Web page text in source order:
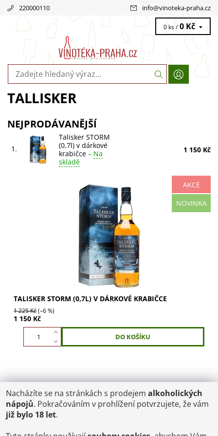
220000110 info@vinoteka-praha.cz
0 ks / 0 Kč
TALLISKER
NEJPRODÁVANĚJŠÍ
1.
Talisker STORM
(0,7l) v dárkové
krabičce – Na
skladě
1 150 Kč
AKCE
NOVINKA
Talisker Storm 0,7l v dárkové krabičce: kouřová whisky s
medovou sladkostí a pepřovým nádechem. Objevte
typický charakter Taliskeru v luxusnějším...
TALISKER STORM (0,7L) V DÁRKOVÉ KRABIČCE
1 225 Kč(–6 %)
1 150 Kč
POŠTOVNÉ
ČR: od 95,-
SK: 350,-
€ = 24,00 CZK
Nacházíte se na stránkách s prodejem alkoholických
nápojů. Pokračováním v prohlížení potvrzujete, že vám
již bylo 18 let.